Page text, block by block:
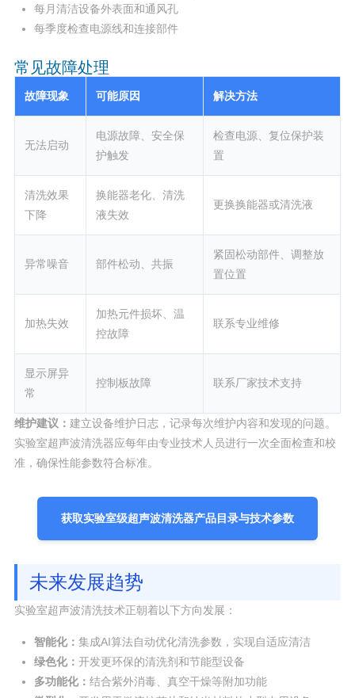
每月清洁设备外表面和通风孔
每季度检查电源线和连接部件
常见故障处理
故障现象 可能原因 解决方法
无法启动
电源故障、安全保
护触发
检查电源、复位保护装
置
清洗效果
下降
换能器老化、清洗
液失效
更换换能器或清洗液
异常噪音 部件松动、共振
紧固松动部件、调整放
置位置
加热失效
加热元件损坏、温
控故障
联系专业维修
显示屏异
常
控制板故障 联系厂家技术支持
维护建议： 建立设备维护日志，记录每次维护内容和发现的问题。
实验室超声波清洗器应每年由专业技术人员进行一次全面检查和校
准，确保性能参数符合标准。
获取实验室级超声波清洗器产品目录与技术参数
未来发展趋势
实验室超声波清洗技术正朝着以下方向发展：
智能化： 集成AI算法自动优化清洗参数，实现自适应清洁
绿色化： 开发更环保的清洗剂和节能型设备
多功能化： 结合紫外消毒、真空干燥等附加功能